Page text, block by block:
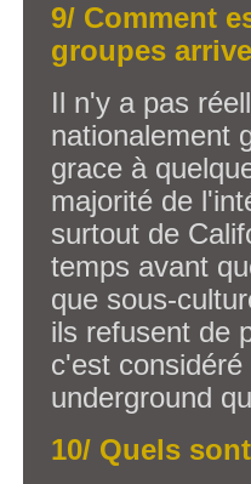
9/ Comment
groupes
Il n'y a pas
nationalement
grace à
majorité de
surtout de
temps avant
que sous-
ils refusent de
c'est
underground
10/ Quels